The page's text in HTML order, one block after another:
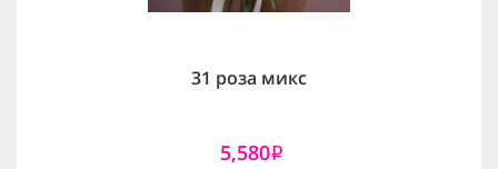
31 роза микс
5,580i